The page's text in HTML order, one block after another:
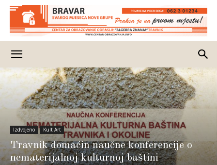
Izdvojeno Kult Art
Travnik domaćin naučne konferencije o
nematerijalnoj kulturnoj baštini